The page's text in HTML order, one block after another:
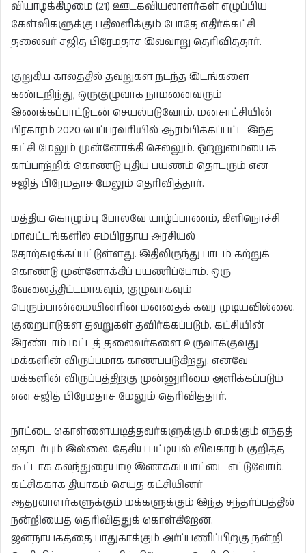
வியாழக்கிழமை (21) ஊடகவியலாளர்கள் எழுப்பிய
கேள்விகளுக்கு பதிலளிக்கும் போதே எதிர்க்கட்சி
தலைவர் சஜித் பிரேமதாச இவ்வாறு தெரிவித்தார்.
குறுகிய காலத்தில் தவறுகள் நடந்த இடங்களை
கண்டறிந்து, ஒருகுழுவாக நாமனைவரும்
இணக்கப்பாட்டுடன் செயல்படுவோம். மனசாட்சியின்
பிரகாரம் 2020 பெப்பரவரியில் ஆரம்பிக்கப்பட்ட இந்த
கட்சி மேலும் முன்னோக்கி செல்லும். ஒற்றுமையைக்
காப்பாற்றிக் கொண்டு புதிய பயணம் தொடரும் என
சஜித் பிரேமதாச மேலும் தெரிவித்தார்.
மத்திய கொழும்பு போலவே யாழ்ப்பாணம், கிளிநொச்சி
மாவட்டங்களில் சம்பிரதாய அரசியல்
தோற்கடிக்கப்பட்டுள்ளது. இதிலிருந்து பாடம் கற்றுக்
கொண்டு முன்னோக்கிப் பயணிப்போம். ஒரு
வேலைத்திட்டமாகவும், குழுவாகவும்
பெரும்பான்மையினரின் மனதைக் கவர முடியவில்லை.
குறைபாடுகள் தவறுகள் தவிர்க்கப்படும். கட்சியின்
இரண்டாம் மட்டத் தலைவர்களை உருவாக்குவது
மக்களின் விருப்பமாக காணப்படுகிறது. எனவே
மக்களின் விருப்பத்திற்கு முன்னுரிமை அளிக்கப்படும்
என சஜித் பிரேமதாச மேலும் தெரிவித்தார்.
நாட்டை கொள்ளையடித்தவர்களுக்கும் எமக்கும் எந்தத்
தொடர்பும் இல்லை. தேசிய பட்டியல் விவகாரம் குறித்த
கூட்டாக கலந்துரையாடி இணக்கப்பாட்டை எட்டுவோம்.
கட்சிக்காக தியாகம் செய்த கட்சியினர்
ஆதரவாளர்களுக்கும் மக்களுக்கும் இந்த சந்தர்ப்பத்தில்
நன்றியைத் தெரிவித்துக் கொள்கிறேன்.
ஜனநாயகத்தை பாதுகாக்கும் அர்ப்பணிப்பிற்கு நன்றி